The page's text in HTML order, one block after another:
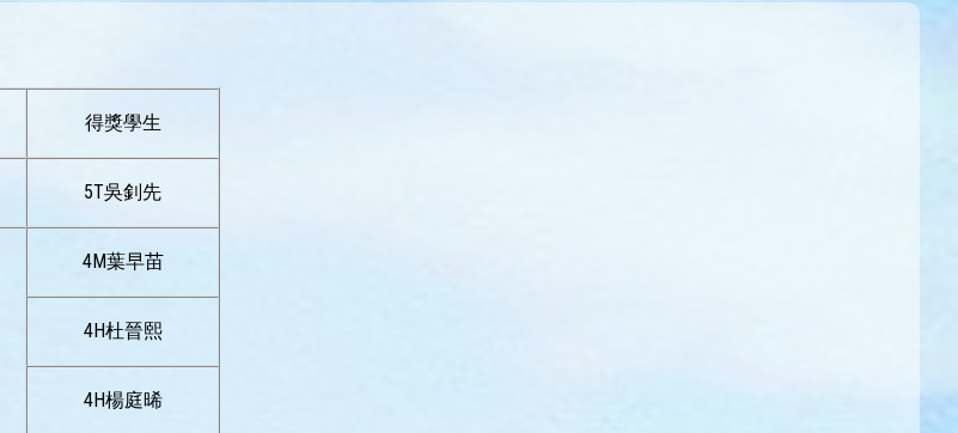
得獎學生
5T吳釗先
4M葉早苗
4H杜晉熙
4H楊庭晞